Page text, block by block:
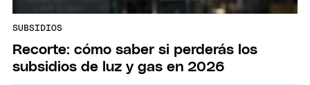
SUBSIDIOS
Recorte: cómo saber si perderás los
subsidios de luz y gas en 2026